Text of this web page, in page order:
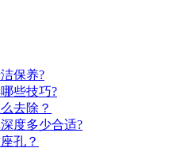
保养?
些技巧?
去除？
度多少合适?
孔？